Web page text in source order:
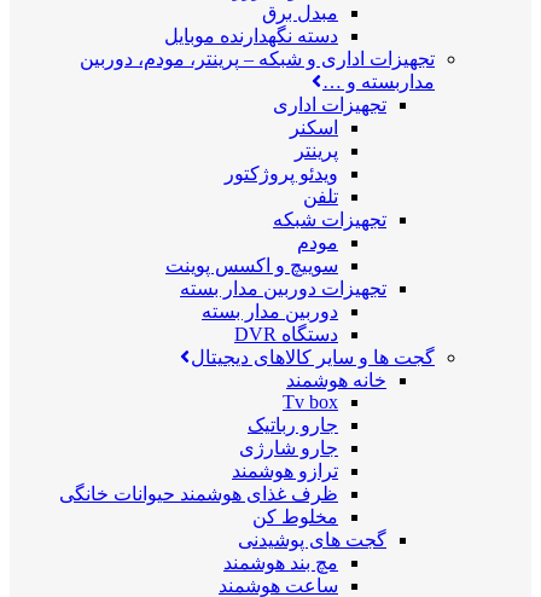
مبدل برق
دسته نگهدارنده موبایل
تجهیزات اداری و شبکه – پرینتر، مودم، دوربین
مداربسته و …
تجهیزات اداری
اسکنر
پرینتر
ویدئو پروژکتور
تلفن
تجهیزات شبکه
مودم
سوییچ و اکسس پوینت
تجهیزات دوربین مدار بسته
دوربین مدار بسته
دستگاه DVR
گجت ها و سایر کالاهای دیجیتال
خانه هوشمند
Tv box
جارو رباتیک
جارو شارژی
ترازو هوشمند
ظرف غذای هوشمند حیوانات خانگی
مخلوط کن
گجت های پوشیدنی
مچ بند هوشمند
ساعت هوشمند